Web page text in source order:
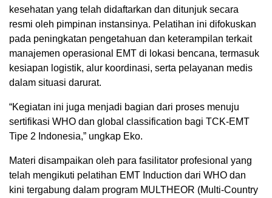
kesehatan yang telah didaftarkan dan ditunjuk secara
resmi oleh pimpinan instansinya. Pelatihan ini difokuskan
pada peningkatan pengetahuan dan keterampilan terkait
manajemen operasional EMT di lokasi bencana, termasuk
kesiapan logistik, alur koordinasi, serta pelayanan medis
dalam situasi darurat.
“Kegiatan ini juga menjadi bagian dari proses menuju
sertifikasi WHO dan global classification bagi TCK-EMT
Tipe 2 Indonesia,” ungkap Eko.
Materi disampaikan oleh para fasilitator profesional yang
telah mengikuti pelatihan EMT Induction dari WHO dan
kini tergabung dalam program MULTHEOR (Multi-Country